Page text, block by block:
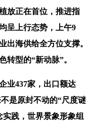
正在首位，推进指
呈上行态势，上午9
出海供给全方位支撑。
转型的“新动脉”。
437家，出口额达
是原封不动的“尺度谜
践，世界景象形象组